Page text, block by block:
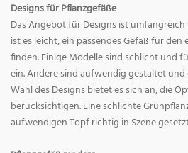
Designs für Pflanzgefäße
Das Angebot für Designs ist
ist es leicht, ein passendes Gefäß für den
finden. Einige Modelle sind schlicht und
ein. Andere sind aufwendig gestaltet
Wahl des Designs bietet es sich an, die
berücksichtigen. Eine schlichte
aufwendigen Topf richtig in Szene